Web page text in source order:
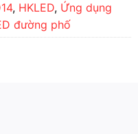
, HKLED, Ứng dụng
đường phố